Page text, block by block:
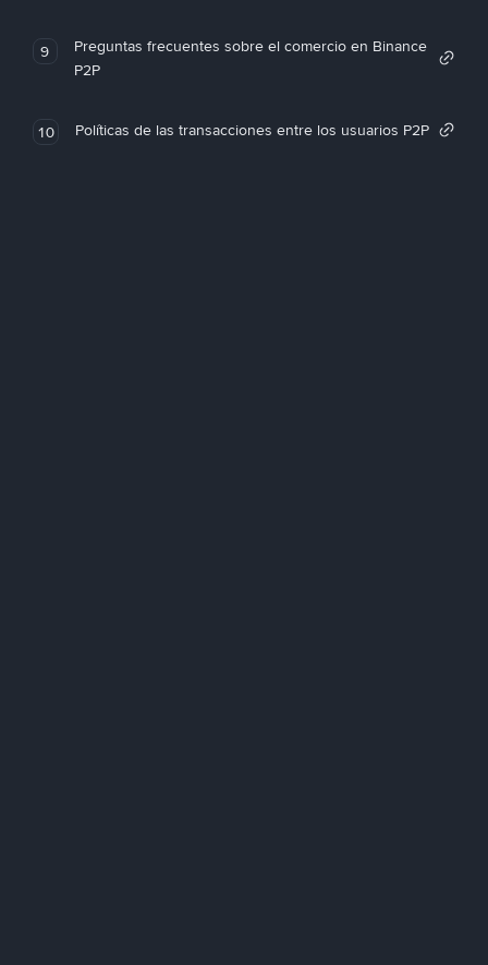
9
Preguntas frecuentes sobre el comercio en Binance
P2P
10 Políticas de las transacciones entre los usuarios P2P